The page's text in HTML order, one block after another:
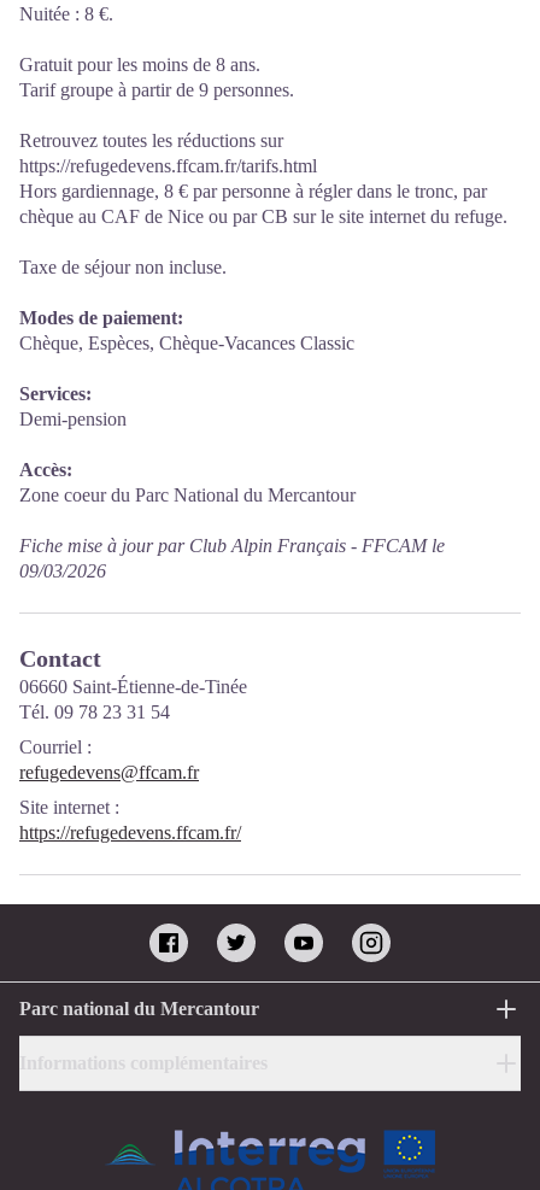
Nuitée : 8 €.
Gratuit pour les moins de 8 ans.
Tarif groupe à partir de 9 personnes.
Retrouvez toutes les réductions sur
https://refugedevens.ffcam.fr/tarifs.html
Hors gardiennage, 8 € par personne à régler dans le tronc, par
chèque au CAF de Nice ou par CB sur le site internet du refuge.
Taxe de séjour non incluse.
Modes de paiement:
Chèque, Espèces, Chèque-Vacances Classic
Services:
Demi-pension
Accès:
Zone coeur du Parc National du Mercantour
Fiche mise à jour par Club Alpin Français - FFCAM le
09/03/2026
Contact
06660 Saint-Étienne-de-Tinée
Tél. 09 78 23 31 54
Courriel :
refugedevens@ffcam.fr
Site internet :
https://refugedevens.ffcam.fr/
Parc national du Mercantour
Informations complémentaires